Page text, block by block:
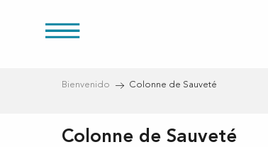
Bienvenido Colonne de Sauveté
Colonne de Sauveté